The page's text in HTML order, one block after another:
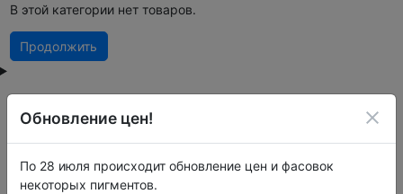
В этой категории нет товаров.
Продолжить
Информация
Обновление цен!
По 28 июля происходит обновление цен и фасовок
некоторых пигментов.